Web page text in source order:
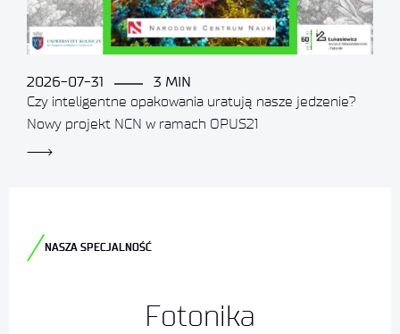
2026-07-31
3 MIN
Czy inteligentne opakowania uratują nasze jedzenie?
Nowy projekt NCN w ramach OPUS21
NASZA SPECJALNOŚĆ
Fotonika